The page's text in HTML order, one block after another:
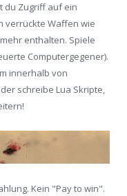
du Zugriff auf ein
verrückte Waffen wie
enthalten. Spiele
Computergegener).
innerhalb von
schreibe Lua Skripte,
Kein "Pay to win".